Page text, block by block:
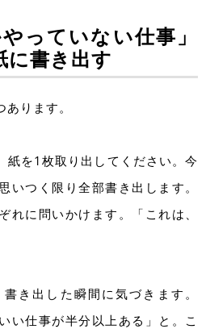
っていない仕事」
に書き出す
ります。
紙を1枚取り出してください。今
いつく限り全部書き出します。
れに問いかけます。「これは、
き出した瞬間に気づきます。
い仕事が半分以上ある」と。こ